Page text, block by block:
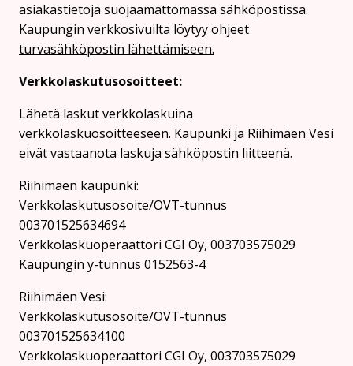
asiakastietoja suojaamattomassa sähköpostissa.
Kaupungin verkkosivuilta löytyy ohjeet
turvasähköpostin lähettämiseen.
Verkkolaskutusosoitteet:
Lähetä laskut verkkolaskuina
verkkolaskuosoitteeseen. Kaupunki ja Riihimäen Vesi
eivät vastaanota laskuja sähköpostin liitteenä.
Riihimäen kaupunki:
Verkkolaskutusosoite/OVT-tunnus
003701525634694
Verkkolaskuoperaattori CGI Oy, 003703575029
Kaupungin y-tunnus 0152563-4
Rii­hi­mäen Vesi:
Verkkolaskutusosoite/OVT-tunnus
003701525634100
Verkkolaskuoperaattori CGI Oy, 003703575029